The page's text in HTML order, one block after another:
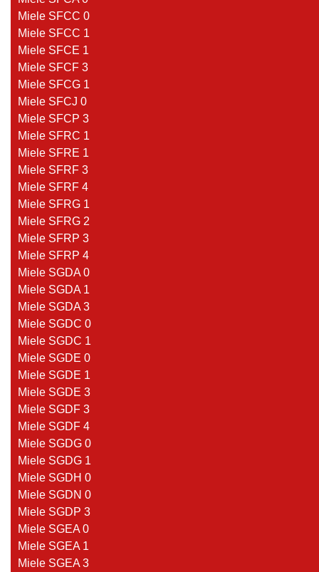
Miele SFCC 0
Miele SFCC 1
Miele SFCE 1
Miele SFCF 3
Miele SFCG 1
Miele SFCJ 0
Miele SFCP 3
Miele SFRC 1
Miele SFRE 1
Miele SFRF 3
Miele SFRF 4
Miele SFRG 1
Miele SFRG 2
Miele SFRP 3
Miele SFRP 4
Miele SGDA 0
Miele SGDA 1
Miele SGDA 3
Miele SGDC 0
Miele SGDC 1
Miele SGDE 0
Miele SGDE 1
Miele SGDE 3
Miele SGDF 3
Miele SGDF 4
Miele SGDG 0
Miele SGDG 1
Miele SGDH 0
Miele SGDN 0
Miele SGDP 3
Miele SGEA 0
Miele SGEA 1
Miele SGEA 3